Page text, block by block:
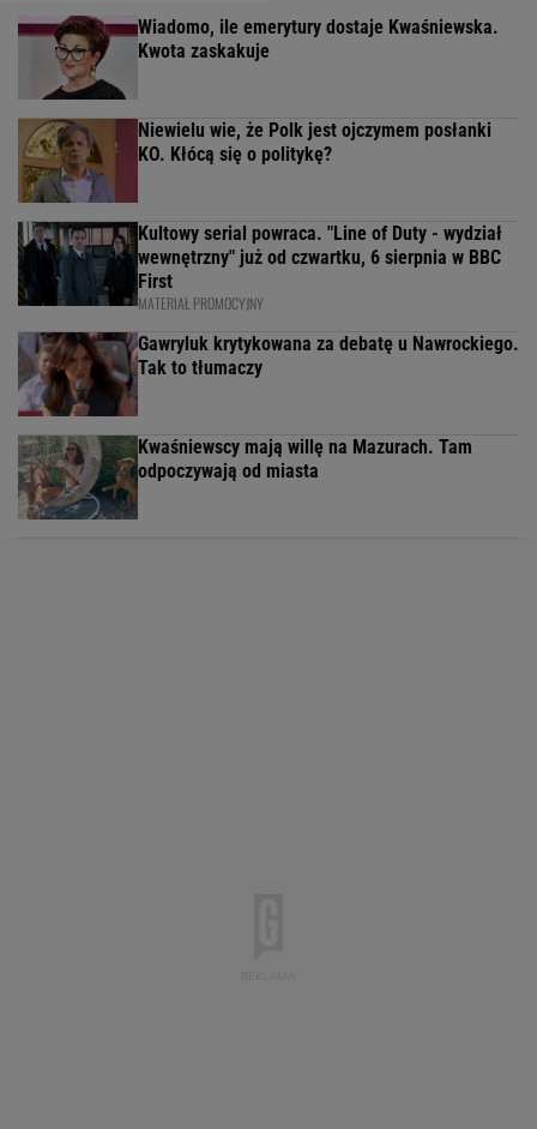
Wiadomo, ile emerytury dostaje Kwaśniewska.
Kwota zaskakuje
Niewielu wie, że Polk jest ojczymem posłanki
KO. Kłócą się o politykę?
Kultowy serial powraca. "Line of Duty - wydział
wewnętrzny" już od czwartku, 6 sierpnia w BBC
First
MATERIAŁ PROMOCYJNY
Gawryluk krytykowana za debatę u Nawrockiego.
Tak to tłumaczy
Kwaśniewscy mają willę na Mazurach. Tam
odpoczywają od miasta